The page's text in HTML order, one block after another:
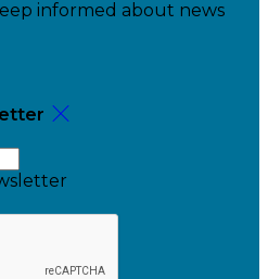
informed about news